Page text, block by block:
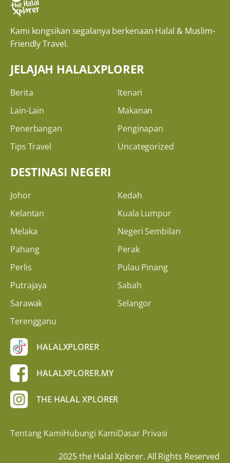
Kami kongsikan segalanya berkenaan Halal & Muslim-
Friendly Travel.
JELAJAH HALALXPLORER
Berita
Itenari
Lain-Lain
Makanan
Penerbangan
Penginapan
Tips Travel
Uncategorized
DESTINASI NEGERI
Johor
Kedah
Kelantan
Kuala Lumpur
Melaka
Negeri Sembilan
Pahang
Perak
Perlis
Pulau Pinang
Putrajaya
Sabah
Sarawak
Selangor
Terengganu
HALALXPLORER
HALALXPLORER.MY
THE HALAL XPLORER
Tentang KamiHubungi KamiDasar Privasi
2025 the Halal Xplorer. All Rights Reserved